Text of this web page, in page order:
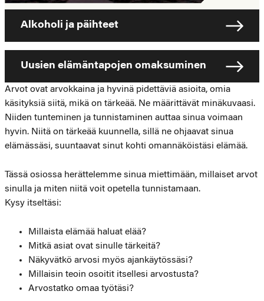
Alkoholi ja päihteet
Uusien elämäntapojen omaksuminen
Arvot ovat arvokkaina ja hyvinä pidettäviä asioita, omia
käsityksiä siitä, mikä on tärkeää. Ne määrittävät minäkuvaasi.
Niiden tunteminen ja tunnistaminen auttaa sinua voimaan
hyvin. Niitä on tärkeää kuunnella, sillä ne ohjaavat sinua
elämässäsi, suuntaavat sinut kohti omannäköistäsi elämää.
Tässä osiossa herättelemme sinua miettimään, millaiset arvot
sinulla ja miten niitä voit opetella tunnistamaan.
Kysy itseltäsi:
Millaista elämää haluat elää?
Mitkä asiat ovat sinulle tärkeitä?
Näkyvätkö arvosi myös ajankäytössäsi?
Millaisin teoin osoitit itsellesi arvostusta?
Arvostatko omaa työtäsi?